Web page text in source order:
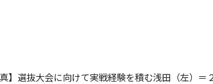
真】選抜大会に向けて実戦経験を積む浅田（左）